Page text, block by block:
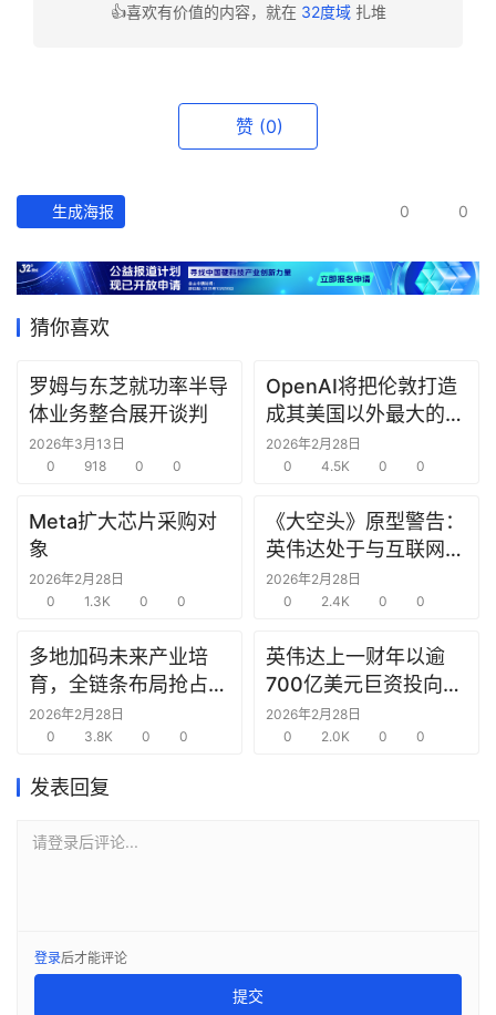
头
度
产
数
据
报
告
之
窗
机
合
👍喜欢有价值的内容，就在 32度域扎堆
赞 (0)
生成海报 0 0
猜你喜欢
罗姆与东芝就功率半导
体业务整合展开谈判
2026年3月13日
0
918 0 0
OpenAI将把伦敦打造
成其美国以外最大的研
究中心
2026年2月28日
0
4.5K 0 0
Meta扩大芯片采购对
象
2026年2月28日
0
1.3K 0 0
《大空头》原型警告：
英伟达处于与互联网泡
沫时期思科同样的“危
险境地”
2026年2月28日
0
2.4K 0 0
多地加码未来产业培
育，全链条布局抢占新
赛道先机
2026年2月28日
0
3.8K 0 0
英伟达上一财年以逾
700亿美元巨资投向合
作方，竭力巩固AI芯片
需求
2026年2月28日
0
2.0K 0 0
发表回复
请登录后评论...
登录后才能评论
提交